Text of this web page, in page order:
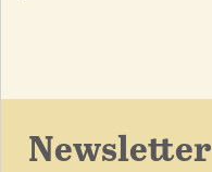
Newsletter